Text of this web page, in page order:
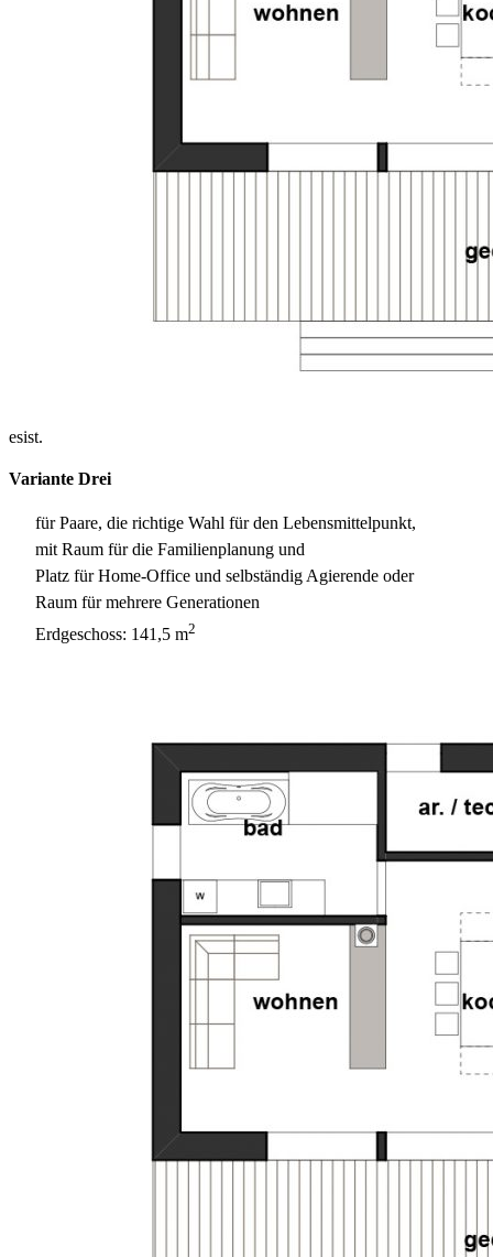
esist.
Variante Drei
für Paare, die richtige Wahl für den Lebensmittelpunkt,
mit Raum für die Familienplanung und
Platz für Home-Office und selbständig Agierende oder
Raum für mehrere Generationen
Erdgeschoss: 141,5 m2